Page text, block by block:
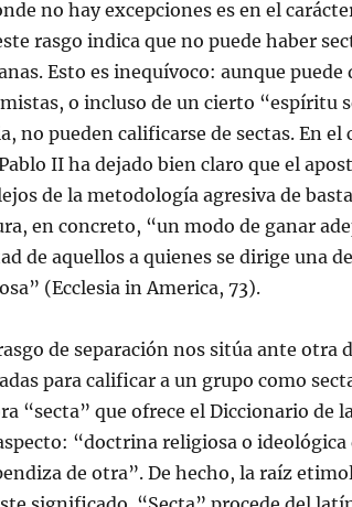
no hay excepciones es en el
rasgo indica que no puede haber
Esto es inequívoco: aunque puede
o incluso de un cierto “espíritu
no pueden calificarse de sectas. En el
II ha dejado bien claro que el
de la metodología agresiva de
en concreto, “un modo de ganar
de aquellos a quienes se dirige una
(Ecclesia in America, 73).
de separación nos sitúa ante otra
para calificar a un grupo como
“secta” que ofrece el Diccionario de
“doctrina religiosa o ideológica
de otra”. De hecho, la raíz